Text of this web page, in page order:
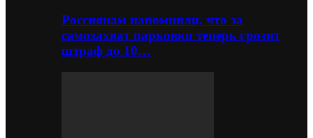
Россиянам напомнили, что за
самозахват парковки теперь грозит
штраф до 10…